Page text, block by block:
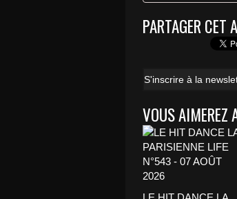
PARTAGER CET
S'inscrire à la
VOUS AIMEREZ